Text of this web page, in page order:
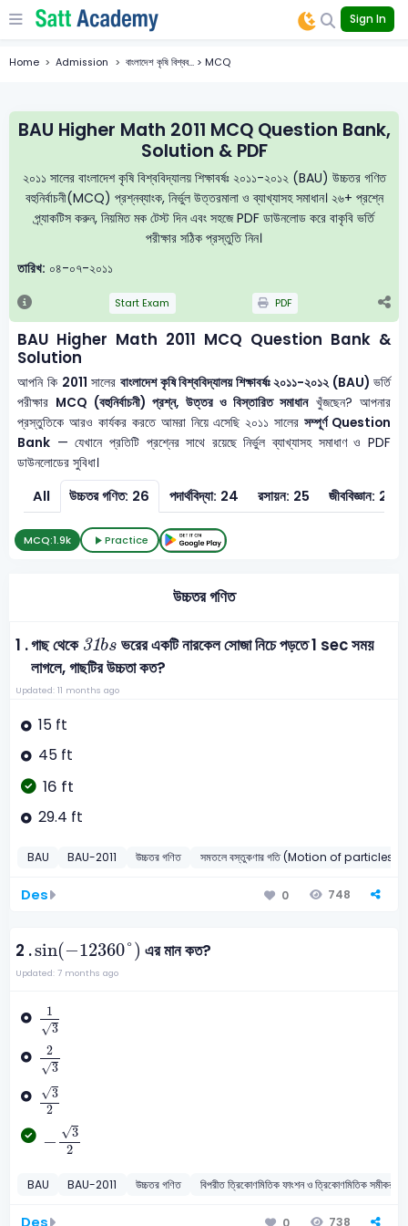
Sign In
Home Admission বাংলাদেশ কৃষি বিশ্বব... > MCQ
BAU Higher Math 2011 MCQ Question Bank,
Solution & PDF
২০১১ সালের বাংলাদেশ কৃষি বিশ্ববিদ্যালয় শিক্ষাবর্ষঃ ২০১১-২০১২ (BAU) উচ্চতর গণিত
বহুনির্বাচনী(MCQ) প্রশ্নব্যাংক, নির্ভুল উত্তরমালা ও ব্যাখ্যাসহ সমাধান। ২৬+ প্রশ্নে
প্র্যাকটিস করুন, নিয়মিত মক টেস্ট দিন এবং সহজে PDF ডাউনলোড করে বাকৃবি ভর্তি
পরীক্ষার সঠিক প্রস্তুতি নিন।
তারিখ: ০৪-০৭-২০১১
Start Exam PDF
BAU Higher Math 2011 MCQ Question Bank &
Solution
আপনি কি 2011 সালের বাংলাদেশ কৃষি বিশ্ববিদ্যালয় শিক্ষাবর্ষঃ ২০১১-২০১২ (BAU) ভর্তি
পরীক্ষার MCQ (বহুনির্বাচনী) প্রশ্ন, উত্তর ও বিস্তারিত সমাধানখুঁজছেন? আপনার
প্রস্তুতিকে আরও কার্যকর করতে আমরা নিয়ে এসেছি ২০১১ সালের সম্পূর্ণ Question
Bank — যেখানে প্রতিটি প্রশ্নের সাথে রয়েছে নির্ভুল ব্যাখ্যাসহ সমাধাণ ও PDF
ডাউনলোডের সুবিধা।
All উচ্চতর গণিত: 26 পদার্থবিদ্যা: 24 রসায়ন: 25 জীববিজ্ঞান: 25
MCQ:1.9k Practice
উচ্চতর গণিত
1 .গাছ থেকে 31bs
31bsভরের একটি নারকেল সোজা নিচে পড়তে 1 sec সময়
লাগলে, গাছটির উচ্চতা কত?
Updated: 11 months ago
15 ft
45 ft
16 ft
29.4 ft
BAU BAU-2011 উচ্চতর গণিত সমতলে বস্তুকণার গতি (Motion of particles
Des 0 748
2 .sin(−12360°)
sin- 12360° এর মান কত?
Updated: 7 months ago
1
√3
3
2
√3
23
√3
2
2
− √3
2
32
BAU BAU-2011 উচ্চতর গণিত বিপরীত ত্রিকোণমিতিক ফাংশন ও
Des 0 738